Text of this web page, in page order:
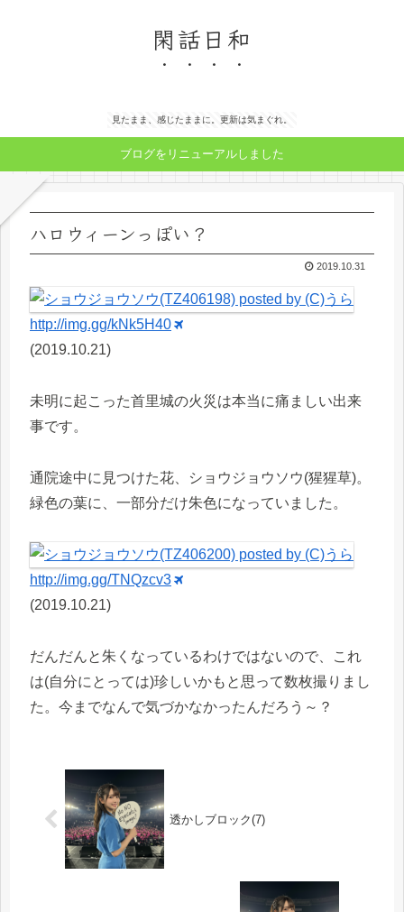
閑話日和
見たまま、感じたままに。更新は気まぐれ。
ブログをリニューアルしました
ハロウィーンっぽい？
2019.10.31
http://img.gg/kNk5H40
(2019.10.21)
未明に起こった首里城の火災は本当に痛ましい出来
事です。
通院途中に見つけた花、ショウジョウソウ(猩猩草)。
緑色の葉に、一部分だけ朱色になっていました。
http://img.gg/TNQzcv3
(2019.10.21)
だんだんと朱くなっているわけではないので、これ
は(自分にとっては)珍しいかもと思って数枚撮りまし
た。今までなんで気づかなかったんだろう～？
透かしブロック(7)